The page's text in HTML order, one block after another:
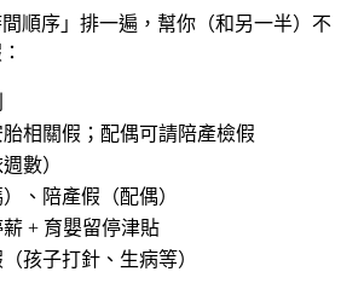
順序」排一遍，幫你（和另一半）不
相關假；配偶可請陪產檢假
數）
、陪產假（配偶）
+ 育嬰留停津貼
孩子打針、生病等）